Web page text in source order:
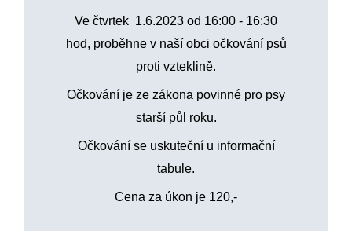
Ve čtvrtek 1.6.2023 od 16:00 - 16:30
hod, proběhne v naší obci očkování psů
proti vzteklině.
Očkování je ze zákona povinné pro psy
starší půl roku.
Očkování se uskuteční u informační
tabule.
Cena za úkon je 120,-